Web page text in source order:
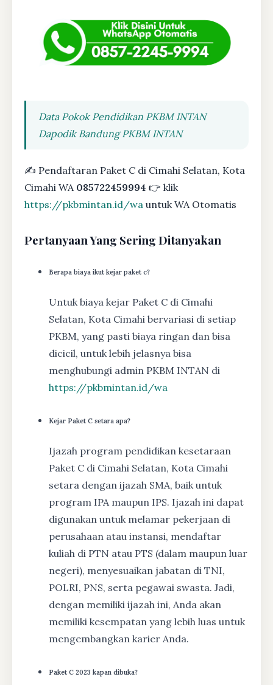
Data Pokok Pendidikan PKBM INTAN
Dapodik Bandung PKBM INTAN
✍ Pendaftaran Paket C di Cimahi Selatan, Kota
Cimahi WA 085722459994 👉 klik
https://pkbmintan.id/wa untuk WA Otomatis
Pertanyaan Yang Sering Ditanyakan
Berapa biaya ikut kejar paket c?
Untuk biaya kejar Paket C di Cimahi
Selatan, Kota Cimahi bervariasi di setiap
PKBM, yang pasti biaya ringan dan bisa
dicicil, untuk lebih jelasnya bisa
menghubungi admin PKBM INTAN di
https://pkbmintan.id/wa
Kejar Paket C setara apa?
Ijazah program pendidikan kesetaraan
Paket C di Cimahi Selatan, Kota Cimahi
setara dengan ijazah SMA, baik untuk
program IPA maupun IPS. Ijazah ini dapat
digunakan untuk melamar pekerjaan di
perusahaan atau instansi, mendaftar
kuliah di PTN atau PTS (dalam maupun luar
negeri), menyesuaikan jabatan di TNI,
POLRI, PNS, serta pegawai swasta. Jadi,
dengan memiliki ijazah ini, Anda akan
memiliki kesempatan yang lebih luas untuk
mengembangkan karier Anda.
Paket C 2023 kapan dibuka?